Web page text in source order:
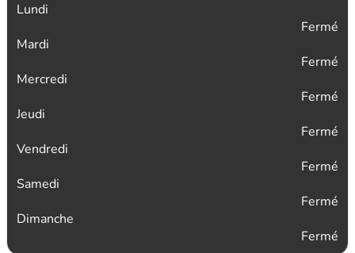
Lundi
Fermé
Mardi
Fermé
Mercredi
Fermé
Jeudi
Fermé
Vendredi
Fermé
Samedi
Fermé
Dimanche
Fermé